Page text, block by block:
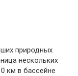
природных
нескольких
км в бассейне